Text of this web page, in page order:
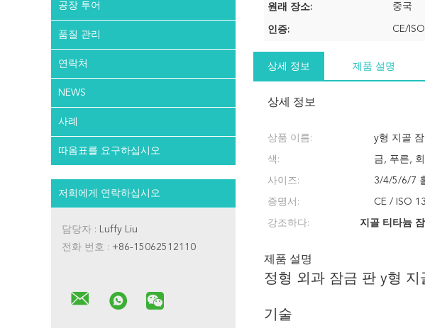
공장 투어
품질 관리
연락처
NEWS
사례
따옴표를 요구하십시오
저희에게 연락하십시오
담당자 : Luffy Liu
전화 번호 : +86-15062512110
원래 장소: 중국
인증: CE/ISO
상세 정보 제품 설명
상세 정보
상품 이름: y형 지골 잠
색: 금, 푸른,
사이즈: 3/4/5/6/7
증명서: CE / ISO
강조하다: 지골 티타늄 잠
제품 설명
정형 외과 잠금 판 y형 지
기술